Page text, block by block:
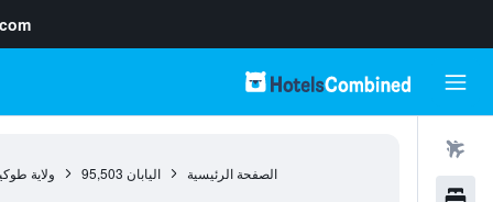
الصفحة الرئيسية اليابان 95,503 ولاية